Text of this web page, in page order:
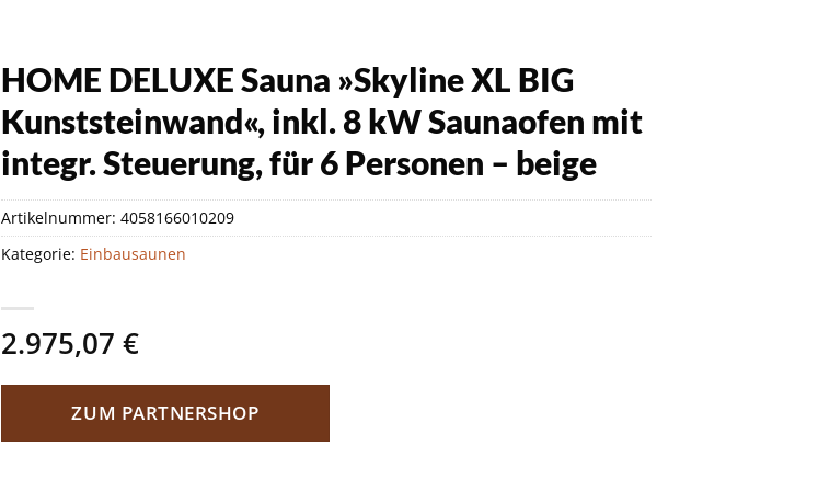
HOME DELUXE Sauna »Skyline XL BIG
Kunststeinwand«, inkl. 8 kW Saunaofen mit
integr. Steuerung, für 6 Personen – beige
2.975,07 €
ZUM PARTNERSHOP
Artikelnummer: 4058166010209
Kategorie: Einbausaunen